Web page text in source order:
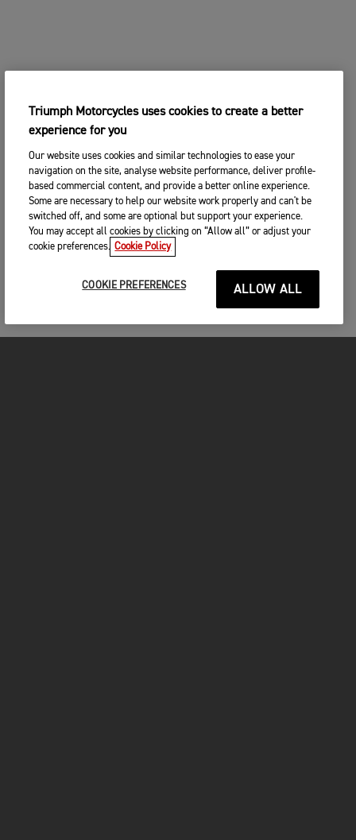
Triumph Motorcycles uses cookies to create a better
experience for you
Our website uses cookies and similar technologies to ease your
navigation on the site, analyse website performance, deliver profile-
based commercial content, and provide a better online experience.
Some are necessary to help our website work properly and can't be
switched off, and some are optional but support your experience.
You may accept all cookies by clicking on “Allow all” or adjust your
cookie preferences. Cookie Policy
COOKIE PREFERENCES ALLOW ALL